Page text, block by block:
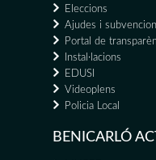
Eleccions
Ajudes i
Portal de
Instal·lacions
EDUSI
Videoplens
Policia Local
BENICARLÓ